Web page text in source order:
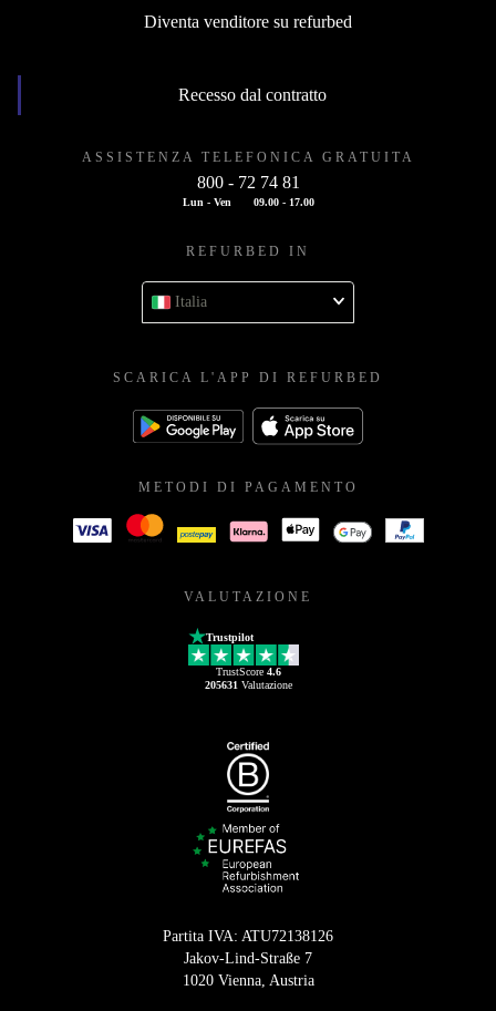
Diventa venditore su refurbed
Recesso dal contratto
ASSISTENZA TELEFONICA GRATUITA
800 - 72 74 81
Lun - Ven 09.00 - 17.00
REFURBED IN
Italia
SCARICA L'APP DI REFURBED
METODI DI PAGAMENTO
VALUTAZIONE
Trustpilot
TrustScore 4.6
205631 Valutazione
Partita IVA: ATU72138126
Jakov-Lind-Straße 7
1020 Vienna, Austria